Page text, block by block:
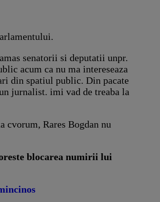
senatorii si deputatii unpr.
acum ca nu ma intereseaza
din spatiul public. Din pacate
jurnalist. imi vad de treaba la
cvorum, Rares Bogdan nu
blocarea numirii lui